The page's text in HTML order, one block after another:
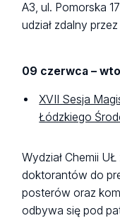
A3, ul. Pomorska
udział zdalny
09 czerwca –
XVII Sesja
Łódzkiego
Wydział Chemii
doktorantów do
posterów oraz
odbywa się pod